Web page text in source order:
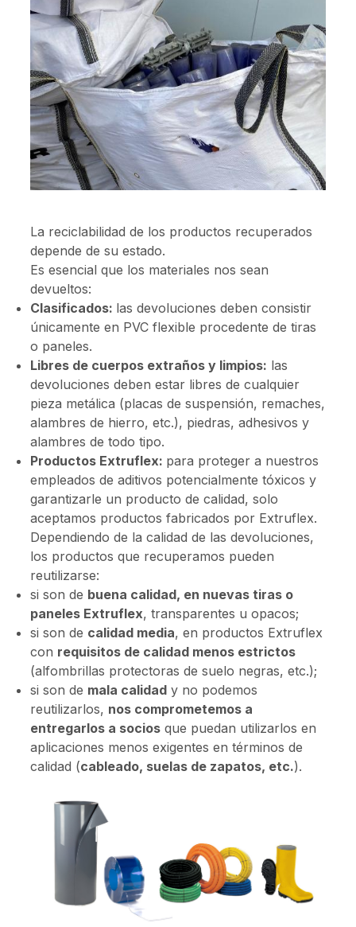
La reciclabilidad de los productos recuperados
depende de su estado.
Es esencial que los materiales nos sean
devueltos:
Clasificados: las devoluciones deben consistir
únicamente en PVC flexible procedente de tiras
o paneles.
Libres de cuerpos extraños y limpios: las
devoluciones deben estar libres de cualquier
pieza metálica (placas de suspensión, remaches,
alambres de hierro, etc.), piedras, adhesivos y
alambres de todo tipo.
Productos Extruflex: para proteger a nuestros
empleados de aditivos potencialmente tóxicos y
garantizarle un producto de calidad, solo
aceptamos productos fabricados por Extruflex.
Dependiendo de la calidad de las devoluciones,
los productos que recuperamos pueden
reutilizarse:
si son de buena calidad, en nuevas tiras o
paneles Extruflex, transparentes u opacos;
si son de calidad media, en productos Extruflex
con requisitos de calidad menos estrictos
(alfombrillas protectoras de suelo negras, etc.);
si son de mala calidady no podemos
reutilizarlos, nos comprometemos a
entregarlos a sociosque puedan utilizarlos en
aplicaciones menos exigentes en términos de
calidad (cableado, suelas de zapatos, etc.).